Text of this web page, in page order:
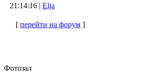
21:14:16 | Elja
[перейти на форум ]
Фотозал